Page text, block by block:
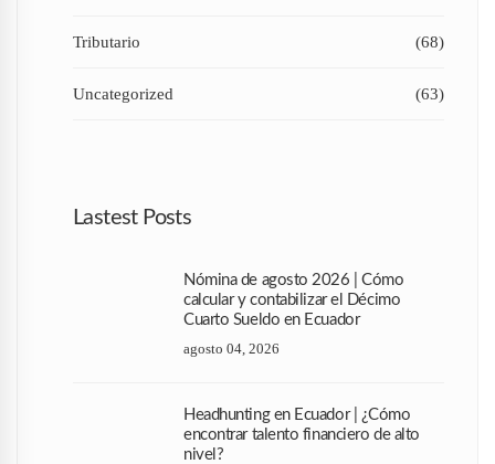
Tributario (68)
Uncategorized (63)
Lastest Posts
Nómina de agosto 2026 | Cómo
calcular y contabilizar el Décimo
Cuarto Sueldo en Ecuador
agosto 04, 2026
Headhunting en Ecuador | ¿Cómo
encontrar talento financiero de alto
nivel?